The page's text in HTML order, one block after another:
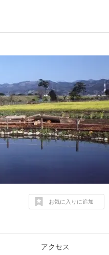
お気に入りに追加
アクセス